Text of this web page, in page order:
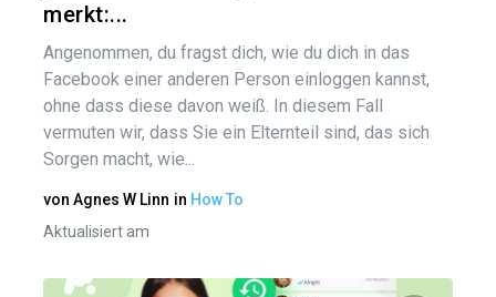
merkt:...
Angenommen, du fragst dich, wie du dich in das
Facebook einer anderen Person einloggen kannst,
ohne dass diese davon weiß. In diesem Fall
vermuten wir, dass Sie ein Elternteil sind, das sich
Sorgen macht, wie...
von Agnes W Linn in How To
Aktualisiert am